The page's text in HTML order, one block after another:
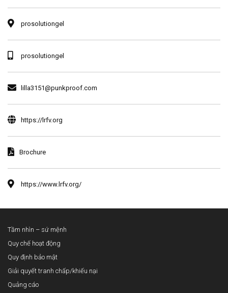
prosolutiongel
prosolutiongel
lilla3151@punkproof.com
https://lrfv.org
Brochure
https://www.lrfv.org/
Tầm nhìn – sứ mệnh
Quy chế hoạt động
Quy định bảo mật
Giải quyết tranh chấp/khiếu nại
Quảng cáo